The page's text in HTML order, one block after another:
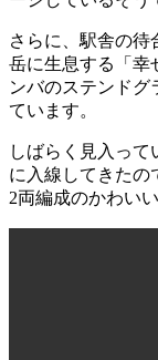
さらに、駅舎の待
岳に生息する「幸
ンバのステンドグ
ています。
しばらく見入っ
に入線してきたの
2両編成のかわい